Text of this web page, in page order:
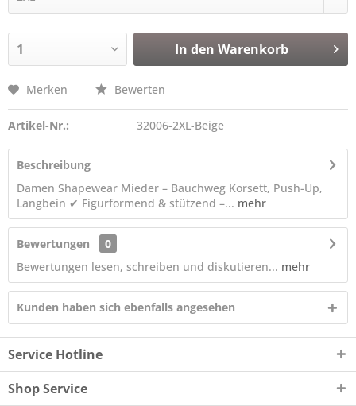
In den Warenkorb
Merken Bewerten
Artikel-Nr.: 32006-2XL-Beige
Beschreibung
Damen Shapewear Mieder – Bauchweg Korsett, Push-Up,
Langbein ✔ Figurformend & stützend –... mehr
Bewertungen
0
Bewertungen lesen, schreiben und diskutieren... mehr
Kunden haben sich ebenfalls angesehen
Service Hotline
Shop Service